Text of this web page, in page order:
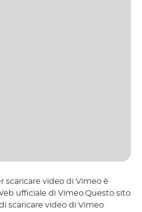
scaricare video di Vimeo è
ufficiale di Vimeo.Questo sito
scaricare video di Vimeo